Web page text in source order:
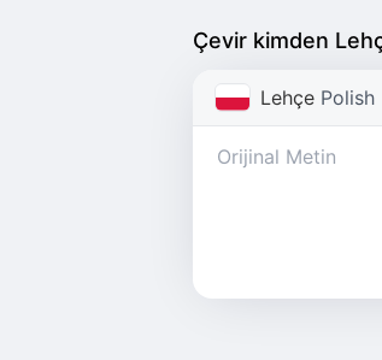
Çevir kimden
Lehçe Polish